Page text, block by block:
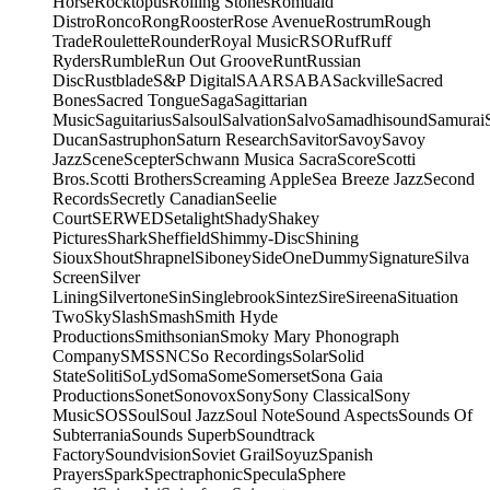
DistroRoncoRongRoosterRose AvenueRostrumRough
TradeRouletteRounderRoyal MusicRSORufRuff
RydersRumbleRun Out GrooveRuntRussian
DiscRustbladeS&P DigitalSAARSABASackvilleSacred
BonesSacred TongueSagaSagittarian
MusicSaguitariusSalsoulSalvationSalvoSamadhisoundSamurai
DucanSastruphonSaturn ResearchSavitorSavoySavoy
JazzSceneScepterSchwann Musica SacraScoreScotti
Bros.Scotti BrothersScreaming AppleSea Breeze JazzSecond
RecordsSecretly CanadianSeelie
CourtSERWEDSetalightShadyShakey
PicturesSharkSheffieldShimmy-DiscShining
SiouxShoutShrapnelSiboneySideOneDummySignatureSilva
ScreenSilver
LiningSilvertoneSinSinglebrookSintezSireSireenaSituation
TwoSkySlashSmashSmith Hyde
ProductionsSmithsonianSmoky Mary Phonograph
CompanySMSSNCSo RecordingsSolarSolid
StateSolitiSoLydSomaSomeSomersetSona Gaia
ProductionsSonetSonovoxSonySony ClassicalSony
MusicSOSSoulSoul JazzSoul NoteSound AspectsSounds Of
SubterraniaSounds SuperbSoundtrack
FactorySoundvisionSoviet GrailSoyuzSpanish
PrayersSparkSpectraphonicSpeculaSphere